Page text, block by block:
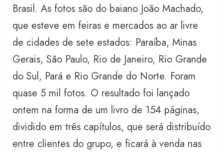
Brasil. As fotos são do baiano João Machado,
que esteve em feiras e mercados ao ar livre
de cidades de sete estados: Paraíba, Minas
Gerais, São Paulo, Rio de Janeiro, Rio Grande
do Sul, Pará e Rio Grande do Norte. Foram
quase 5 mil fotos. O resultado foi lançado
ontem na forma de um livro de 154 páginas,
dividido em três capítulos, que será distribuído
entre clientes do grupo, e ficará à venda nas